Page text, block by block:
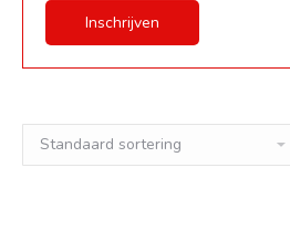
Inschrijven